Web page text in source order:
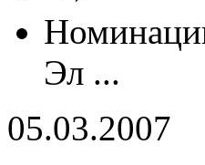
Эл ...
05.03.2007